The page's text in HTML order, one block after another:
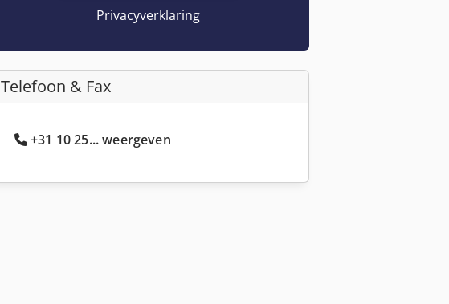
Privacyverklaring
Telefoon & Fax
+31 10 25... weergeven